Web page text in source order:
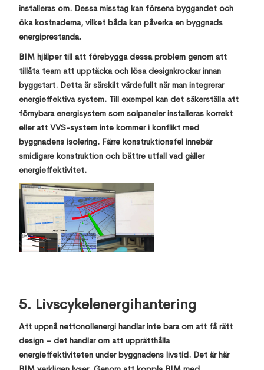
installeras om. Dessa misstag kan försena byggandet och
öka kostnaderna, vilket båda kan påverka en byggnads
energiprestanda.
BIM hjälper till att förebygga dessa problem genom att
tillåta team att upptäcka och lösa designkrockar innan
byggstart. Detta är särskilt värdefullt när man integrerar
energieffektiva system. Till exempel kan det säkerställa att
förnybara energisystem som solpaneler installeras korrekt
eller att VVS-system inte kommer i konflikt med
byggnadens isolering. Färre konstruktionsfel innebär
smidigare konstruktion och bättre utfall vad gäller
energieffektivitet.
5. Livscykelenergihantering
Att uppnå nettonollenergi handlar inte bara om att få rätt
design – det handlar om att upprätthålla
energieffektiviteten under byggnadens livstid. Det är här